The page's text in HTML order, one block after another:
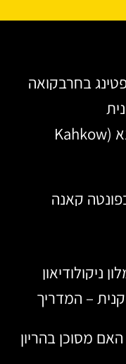
מוזיאון השוקולד (הקקאו) + סדנא (Kahkow
ניקולודיאון
– המדריך
מסוכן בהריון